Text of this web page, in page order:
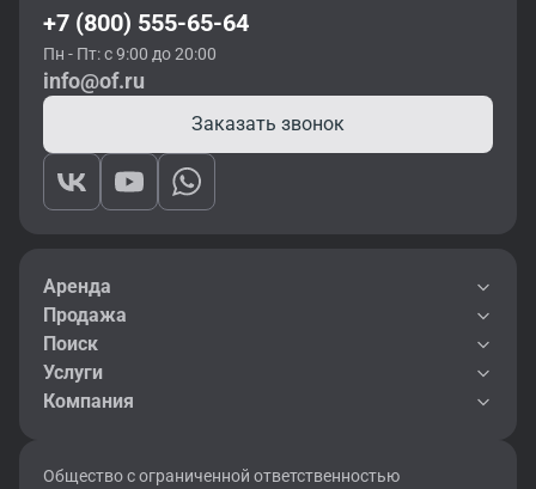
+7 (800) 555-65-64
Пн - Пт: с 9:00 до 20:00
info@of.ru
Заказать звонок
Аренда
Продажа
Поиск
Услуги
Компания
Общество с ограниченной ответственностью